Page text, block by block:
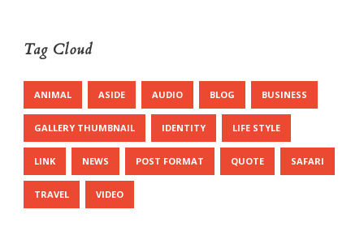
Tag Cloud
ANIMAL ASIDE AUDIO BLOG BUSINESS
GALLERY THUMBNAIL IDENTITY LIFE STYLE
LINK NEWS POST FORMAT QUOTE SAFARI
TRAVEL VIDEO